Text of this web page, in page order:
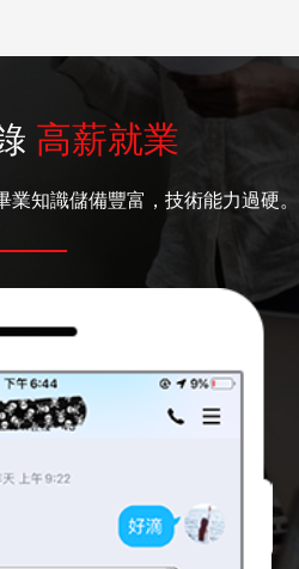
高薪就業
知識儲備豐富，技術能力過硬。